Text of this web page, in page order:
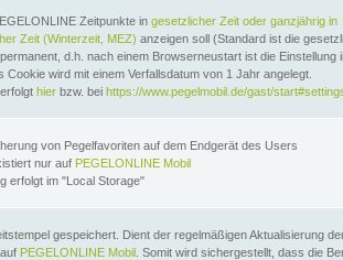
Zeitpunkte in gesetzlicher Zeit oder ganzjährig in
Zeit (Winterzeit, MEZ) anzeigen soll (Standard ist die
d.h. nach einem Browserneustart ist die Einstellung
Cookie wird mit einem Verfallsdatum von 1 Jahr angelegt.
hier bzw. bei https://www.pegelmobil.de/gast/
von Pegelfavoriten auf dem Endgerät des Users
nur auf PEGELONLINE Mobil
erfolgt im "Local Storage"
gespeichert. Dient der regelmäßigen Aktualisierung
PEGELONLINE Mobil . Somit wird sichergestellt, dass die